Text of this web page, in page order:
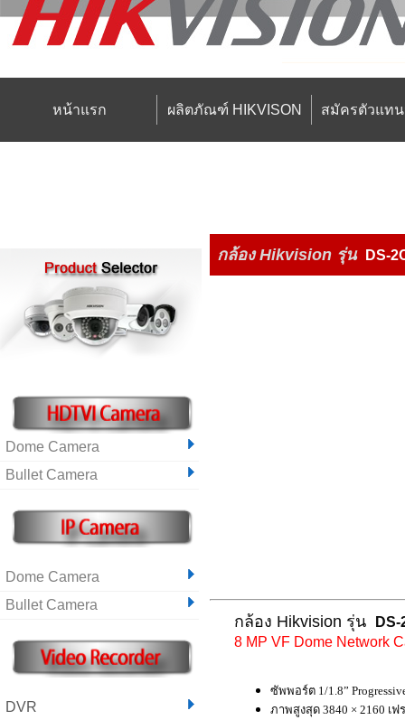
หน้าแรก ผลิตภัณฑ์ HIKVISON สมัครตัวแท
Dome Camera
Bullet Camera
Dome Camera
Bullet Camera
DVR
กล้อง Hikvision รุ่น DS-
กล้อง Hikvision รุ่น
8 MP VF Dome Network
ซัพพอร์ต 1/1.8”
ภาพสูงสุด 3840 × 2160 เฟ